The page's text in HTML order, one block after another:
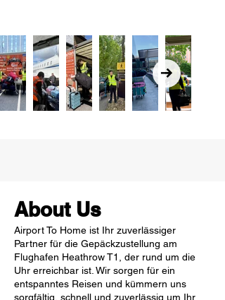
About Us
Airport To Home ist Ihr zuverlässiger
Partner für die Gepäckzustellung am
Flughafen Heathrow T1, der rund um die
Uhr erreichbar ist. Wir sorgen für ein
entspanntes Reisen und kümmern uns
sorgfältig, schnell und zuverlässig um Ihr